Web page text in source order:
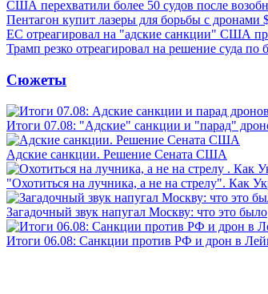
США перехватили более 50 судов после
Пентагон купит лазеры для борьбы с
ЕС отреагировал на "адские санкции" США
Трамп резко отреагировал на решение суда по
Сюжеты
Итоги 07.08: "Адские" санкции и "парад"
Адские санкции. Решение Сената США
"Охотиться на лучника, а не на стрелу". Как
Загадочный звук напугал Москву: что это было
Итоги 06.08: Санкции против РФ и дрон в